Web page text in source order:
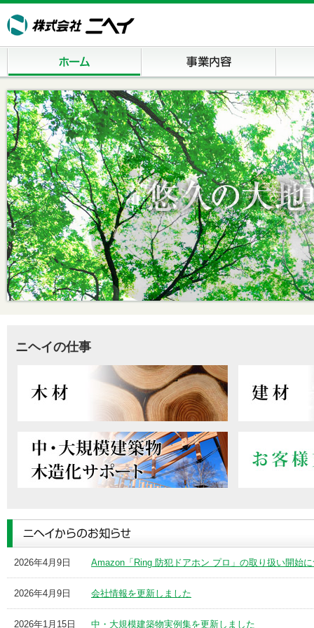
ニヘイの仕事
2026年4月9日 Amazon「Ring 防犯ドアホン プロ」の取り扱い開始
2026年4月9日 会社情報を更新しました
2026年1月15日 中・大規模建築物実例集を更新しました